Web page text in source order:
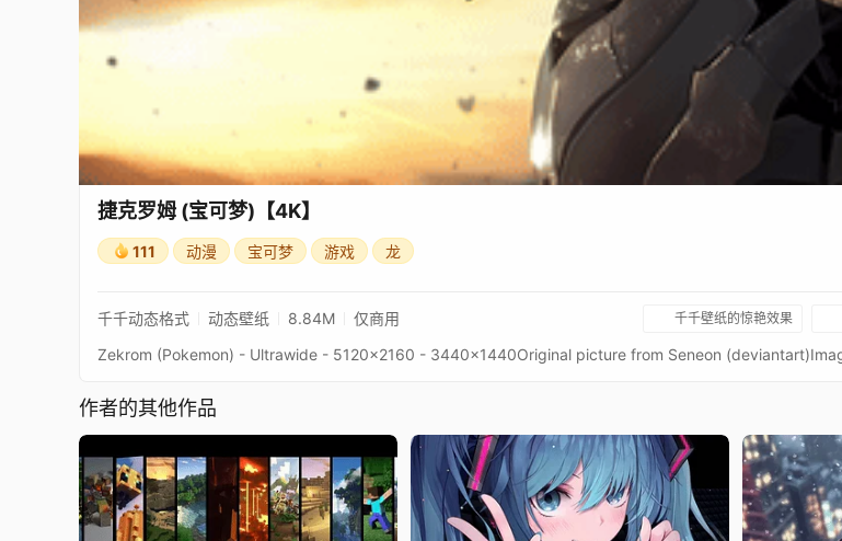
捷克罗姆 (宝可梦)【4K】
111 动漫 宝可梦 游戏 龙
千千动态格式 动态壁纸 8.84M 仅商用 千千壁纸的惊艳效果
作者的其他作品